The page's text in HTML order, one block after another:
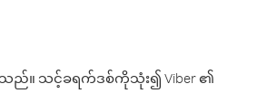
ည်။ သင့်ခရက်ဒစ်ကိုသုံး၍ Viber ၏